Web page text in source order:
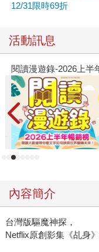
12/31限時69折
活動訊息
閱讀漫遊錄-2026上半
內容簡介
台灣版驅魔神探，
Netflix原創影集《乩身》